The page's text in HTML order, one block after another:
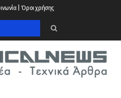
| Όροι χρήσης